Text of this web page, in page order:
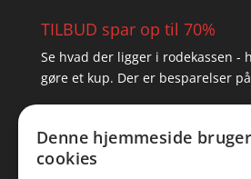
TILBUD spar op til 70%
Se hvad der ligger i rodekassen -
gøre et kup. Der er besparelser
Denne hjemmeside bruger
cookies